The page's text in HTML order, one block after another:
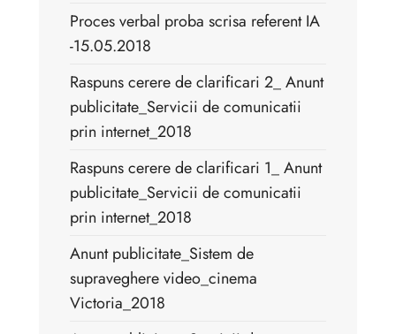
Proces verbal proba scrisa referent IA
-15.05.2018
Raspuns cerere de clarificari 2_ Anunt
publicitate_Servicii de comunicatii
prin internet_2018
Raspuns cerere de clarificari 1_ Anunt
publicitate_Servicii de comunicatii
prin internet_2018
Anunt publicitate_Sistem de
supraveghere video_cinema
Victoria_2018